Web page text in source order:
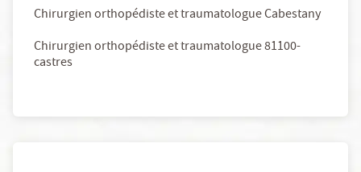
Chirurgien orthopédiste et traumatologue Cabestany
Chirurgien orthopédiste et traumatologue 81100-
castres